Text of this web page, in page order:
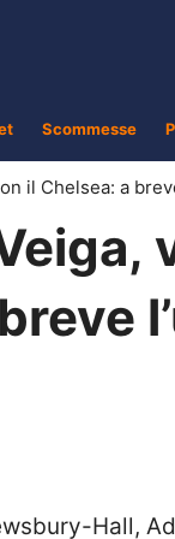
Scommesse
il Chelsea: a
Hall,